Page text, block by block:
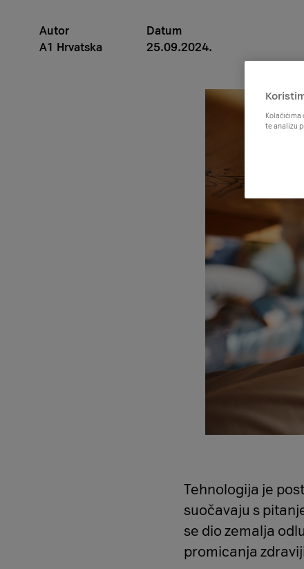
Autor
A1 Hrvatska
Datum
25.09.2024.
Tehnologija je
suočavaju s
se dio zemalja
promicanja
Kolačićima
te analizu